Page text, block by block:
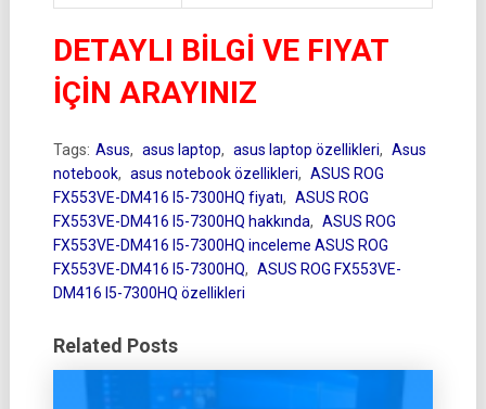
DETAYLI BİLGİ VE FIYAT
İÇİN ARAYINIZ
Tags: Asus, asus laptop, asus laptop özellikleri, Asus
notebook, asus notebook özellikleri, ASUS ROG
FX553VE-DM416 I5-7300HQ fiyatı, ASUS ROG
FX553VE-DM416 I5-7300HQ hakkında, ASUS ROG
FX553VE-DM416 I5-7300HQ inceleme ASUS ROG
FX553VE-DM416 I5-7300HQ, ASUS ROG FX553VE-
DM416 I5-7300HQ özellikleri
Related Posts